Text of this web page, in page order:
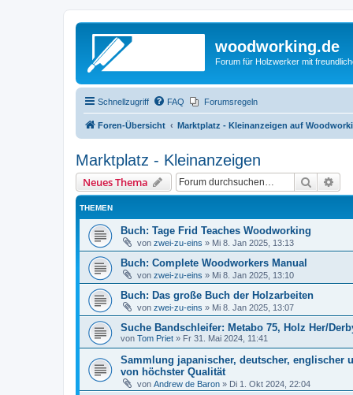
woodworking.de
Forum für Holzwerker mit
Schnellzugriff FAQ Forumsregeln
Foren-Übersicht Marktplatz - Kleinanzeigen auf
Marktplatz - Kleinanzeigen
Neues Thema Suche
THEMEN
Buch: Tage Frid Teaches Woodworking
von zwei-zu-eins » Mi 8. Jan 2025, 13:13
Buch: Complete Woodworkers Manual
von zwei-zu-eins » Mi 8. Jan 2025, 13:10
Buch: Das große Buch der Holzarbeiten
von zwei-zu-eins » Mi 8. Jan 2025, 13:07
Suche Bandschleifer: Metabo 75, Holz Her/
von Tom Priet » Fr 31. Mai 2024, 11:41
Sammlung japanischer, deutscher, englischer
von höchster Qualität
von Andrew de Baron » Di 1. Okt 2024, 22:04